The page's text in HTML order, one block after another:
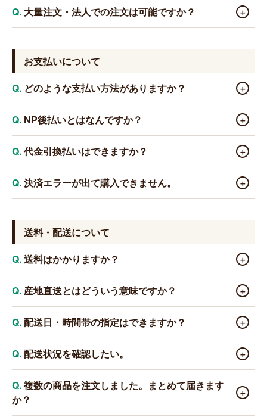
フォームよりご連絡ください。なお、発送後のキャンセル
対応しております。ご注文時の備考欄に「領収書希望」
とご記入ください。宛名のご指定がある場合もあわせてご
大量注文・法人での注文は可能ですか？ ＋
合もございますので、まずはお電話または
お支払いについて
どのような支払い方法がありますか？
＋
クレジットカード（VISA・Mastercard・JCB・AMEX・
Diners）、NP後払い（手数料278円、利用上限55,000
円）、Amazon Pay からお選びいただけます。
NP後払いとはなんですか？ ＋
商品到着後に郵送される請求書で、コンビニ・郵便局・
銀行からお支払いいただける決済方法です。手数料278円が
かかります。ご利用上限は累計55,000円（税込）です。請
代金引換払いはできますか？ ＋
現在、代金引換払いには対応しておりません。
決済エラーが出て購入できません。 ＋
場合があります。ご不明点がございましたら、お電話また
送料・配送について
送料はかかりますか？
＋
全品送料・税込み価格でご提供しております。 ※一部地
域を除く。販売価格とは別に商品ごとに配送料、代引き手
数料、振込手数料がかかる場合もございます。 ※送料が発生
離島
産地直送とはどういう意味ですか？ ＋
生産者から直接お客様のもとへお届けする方法です。中
間業者を介さないため、鮮度の高い状態でお届けできま
す。
配送日・時間帯の指定はできますか？ ＋
商品によって対応状況が異なります。指定できる商品に
つきましては、ご注文時の備考欄にご希望を記入いただく
か、お問い合わせください。商品によっては指定に対応で
きない場合があります。なお、誠に恐れ入りますが、ご注
配送状況を確認したい。 ＋
発送後に「発送完了メール」をお送りしております。メ
ール内に記載の「お荷物伝票番号（追跡番号）」を、各配
送会社の追跡サイトにご入力いただくと、配送状況をご確
複数の商品を注文しました。まとめて届きます
か？
＋